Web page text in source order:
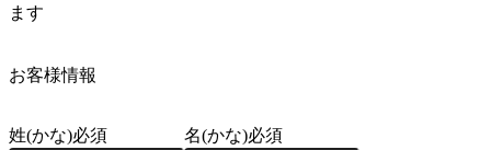
ます
お客様情報
姓(かな)必須 名(かな)必須